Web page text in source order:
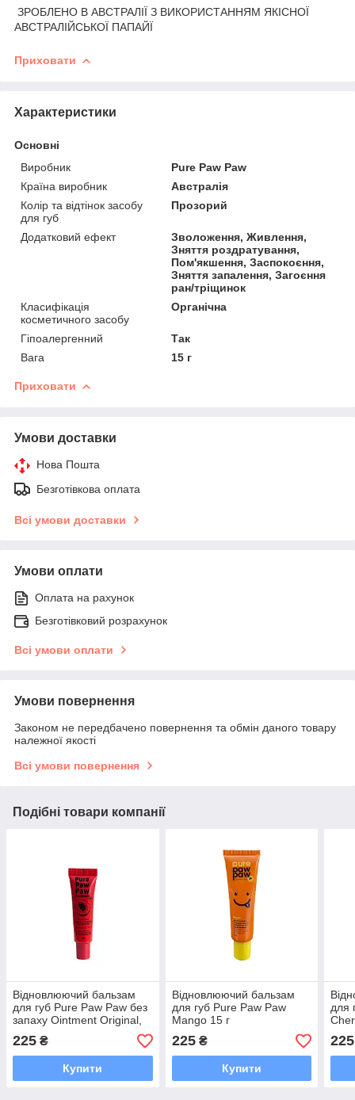
ЗРОБЛЕНО В АВСТРАЛІЇ З ВИКОРИСТАННЯМ ЯКІСНОЇ
АВСТРАЛІЙСЬКОЇ ПАПАЙЇ
Приховати
Характеристики
Основні
Виробник
Pure Paw Paw
Країна виробник
Австралія
Колір та відтінок засобу
для губ
Прозорий
Додатковий ефект
Зволоження, Живлення,
Зняття роздратування,
Пом'якшення, Заспокоєння,
Зняття запалення, Загоєння
ран/тріщинок
Класифікація
косметичного засобу
Органічна
Гіпоалергенний
Так
Вага
15 г
Приховати
Умови доставки
Нова Пошта
Безготівкова оплата
Всі умови доставки
Умови оплати
Оплата на рахунок
Безготівковий розрахунок
Всі умови оплати
Умови повернення
Законом не передбачено повернення та обмін даного товару
належної якості
Всі умови повернення
Подібні товари компанії
Відновлюючий бальзам
для губ Pure Paw Paw без
запаху Ointment Original,
15г
225 ₴
Купити
Відновлюючий бальзам
для губ Pure Paw Paw
Mango 15 г
225₴
Купити
для
225